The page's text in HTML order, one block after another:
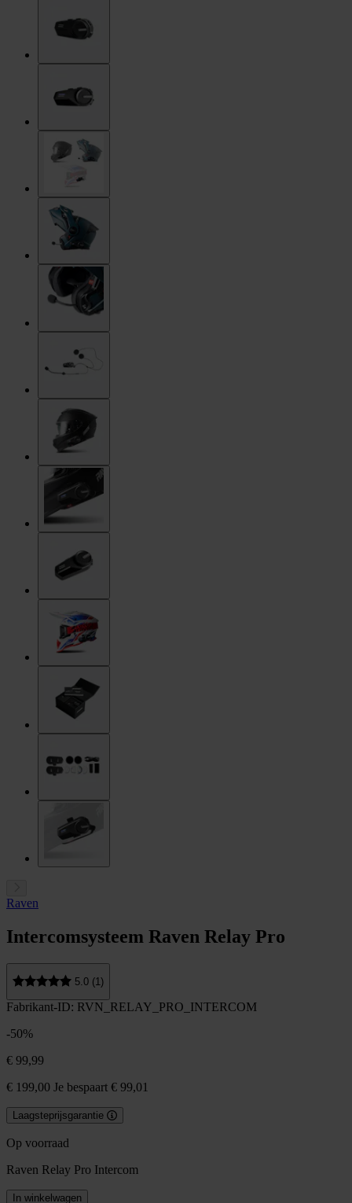
Raven
Intercomsysteem Raven Relay Pro
5.0 (1)
Fabrikant-ID: RVN_RELAY_PRO_INTERCOM
-50%
€ 99,99
€ 199,00 Je bespaart € 99,01
Laagsteprijsgarantie
Op voorraad
Raven Relay Pro Intercom
In winkelwagen